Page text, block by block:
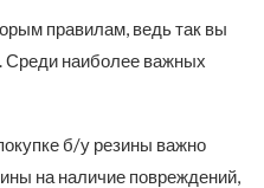
правилам, ведь так вы
Среди наиболее важных
б/у резины важно
на наличие повреждений,